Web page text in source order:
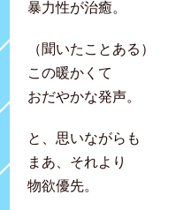
暴力性が治癒。
（聞いたことある）
この暖かくて
おだやかな発声。
と、思いながらも
まあ、それより
物欲優先。